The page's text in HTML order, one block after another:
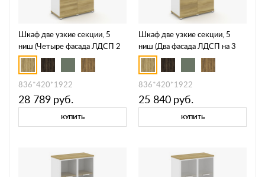
Шкаф две узкие секции, 5
ниш (Четыре фасада ЛДСП 2
ниши) CN.STU-523
836*420*1922
28 789 руб.
КУПИТЬ
Шкаф две узкие секции, 5
ниш (Два фасада ЛДСП на 3
ниши) CN.STU-524 A
836*420*1922
25 840 руб.
КУПИТЬ